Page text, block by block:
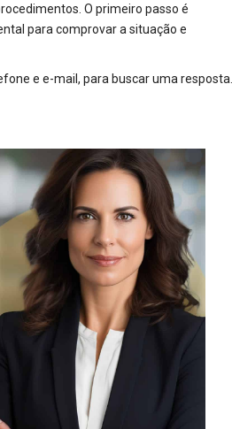
O primeiro passo é
para comprovar a situação e
e e-mail, para buscar uma resposta.